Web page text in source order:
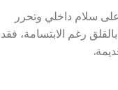
سلام داخلي وتحرر
رغم الابتسامة، فقد